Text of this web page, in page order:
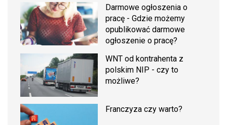
Darmowe ogłoszenia o
pracę - Gdzie możemy
opublikować darmowe
ogłoszenie o pracę?
WNT od kontrahenta z
polskim NIP - czy to
możliwe?
Franczyza czy warto?